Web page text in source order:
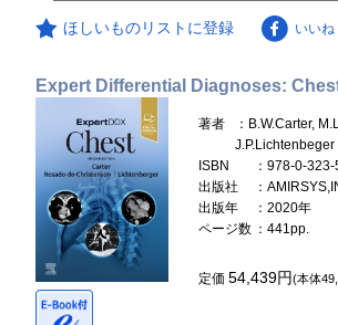
ほしいものリストに登録 いいね
Expert Differential Diagnoses:
著者
：B.W.Carter,
J.P.Lichtenbeger
ISBN
：978-0-
出版社
：
出版年
：2020年
ページ数 ：441pp.
定価54,439円(本体